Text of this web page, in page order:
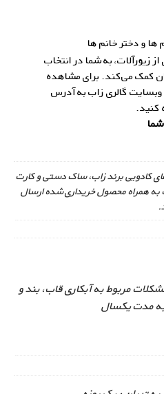
ها و دختر خانم ها
زیورآلات، به شما در انتخاب
کمک می‌کند. برای مشاهده
وبسایت گالری زاب به آدرس
کنید.
کادویی برند زاب، ساک دستی و کارت
همراه محصول خریداری شده ارسال
مربوط به آبکاری قاب، بند و
مدت یکسال